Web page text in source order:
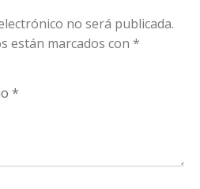
no será publicada.
están marcados con *